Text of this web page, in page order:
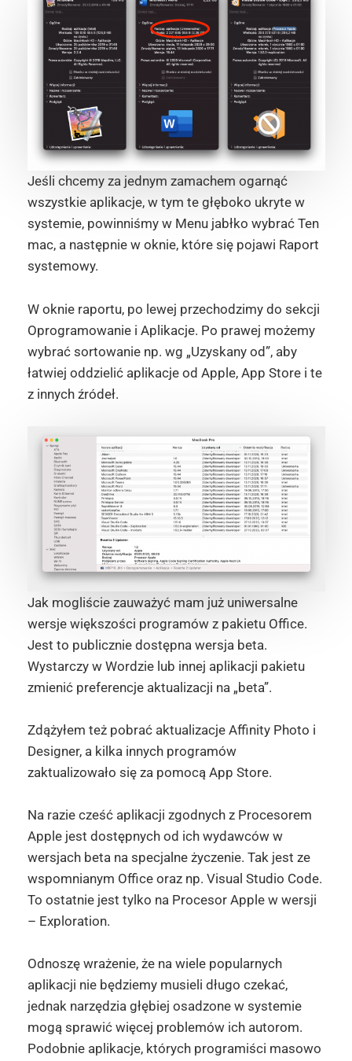
Jeśli chcemy za jednym zamachem ogarnąć
wszystkie aplikacje, w tym te głęboko ukryte w
systemie, powinniśmy w Menu jabłko wybrać Ten
mac, a następnie w oknie, które się pojawi Raport
systemowy.
W oknie raportu, po lewej przechodzimy do sekcji
Oprogramowanie i Aplikacje. Po prawej możemy
wybrać sortowanie np. wg „Uzyskany od”, aby
łatwiej oddzielić aplikacje od Apple, App Store i te
z innych źródeł.
Jak mogliście zauważyć mam już uniwersalne
wersje większości programów z pakietu Office.
Jest to publicznie dostępna wersja beta.
Wystarczy w Wordzie lub innej aplikacji pakietu
zmienić preferencje aktualizacji na „beta”.
Zdążyłem też pobrać aktualizacje Affinity Photo i
Designer, a kilka innych programów
zaktualizowało się za pomocą App Store.
Na razie cześć aplikacji zgodnych z Procesorem
Apple jest dostępnych od ich wydawców w
wersjach beta na specjalne życzenie. Tak jest ze
wspomnianym Office oraz np. Visual Studio Code.
To ostatnie jest tylko na Procesor Apple w wersji
– Exploration.
Odnoszę wrażenie, że na wiele popularnych
aplikacji nie będziemy musieli długo czekać,
jednak narzędzia głębiej osadzone w systemie
mogą sprawić więcej problemów ich autorom.
Podobnie aplikacje, których programiści masowo